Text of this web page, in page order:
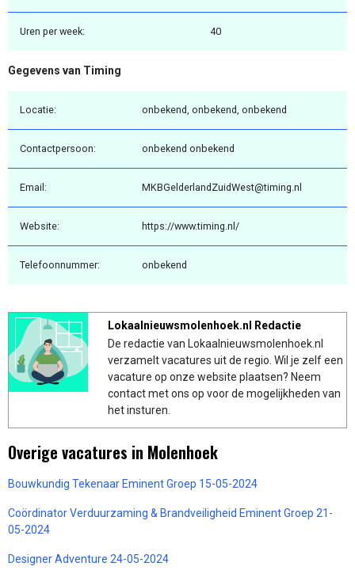
Uren per week: 40
Gegevens van Timing
Locatie: onbekend, onbekend, onbekend
Contactpersoon: onbekend onbekend
Email: MKBGelderlandZuidWest@timing.nl
Website: https://www.timing.nl/
Telefoonnummer: onbekend
Lokaalnieuwsmolenhoek.nl Redactie
De redactie van Lokaalnieuwsmolenhoek.nl
verzamelt vacatures uit de regio. Wil je zelf een
vacature op onze website plaatsen? Neem
contact met ons op voor de mogelijkheden van
het insturen.
Overige vacatures in Molenhoek
Bouwkundig Tekenaar Eminent Groep 15-05-2024
Coördinator Verduurzaming & Brandveiligheid Eminent Groep 21-
05-2024
Designer Adventure 24-05-2024